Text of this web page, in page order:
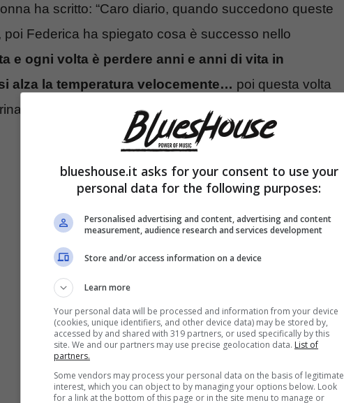
ha scritto: “Caro diario, quando succedono queste
poi Federica ha spiegato cosa è successo nello
e ogni volta è perdere anni e anni di vita in
alza la temperatura velocemente… poi questa volta
e lei è andata in blocco”.
blueshouse.it asks for your consent to use your
personal data for the following purposes:
Personalised advertising and content, advertising and content
measurement, audience research and services development
Store and/or access information on a device
Learn more
Your personal data will be processed and information from your device
(cookies, unique identifiers, and other device data) may be stored by,
accessed by and shared with 319 partners, or used specifically by this
site. We and our partners may use precise geolocation data. List of
partners.
Some vendors may process your personal data on the basis of legitimate
interest, which you can object to by managing your options below. Look
for a link at the bottom of this page or in the site menu to manage or